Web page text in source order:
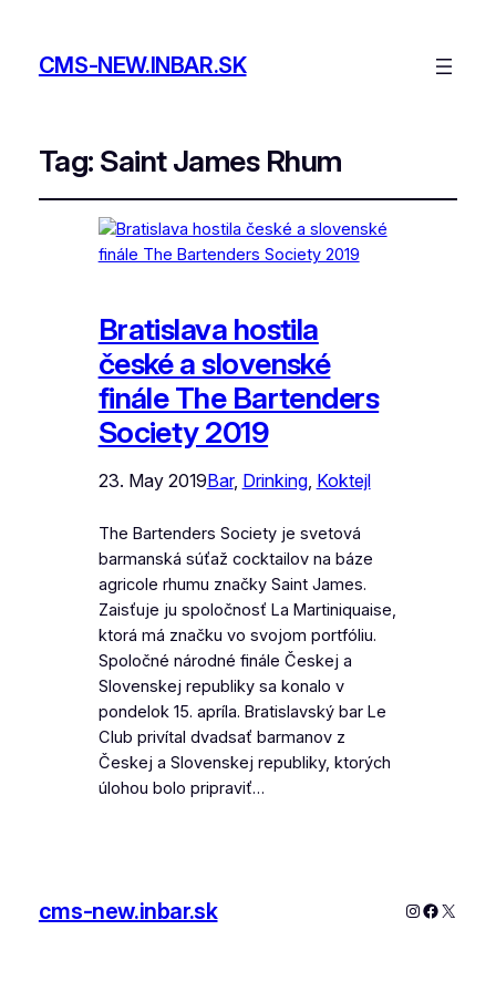
CMS-NEW.INBAR.SK
Tag: Saint James Rhum
Bratislava hostila
české a slovenské
finále The Bartenders
Society 2019
23. May 2019Bar, Drinking, Koktejl
The Bartenders Society je svetová
barmanská súťaž cocktailov na báze
agricole rhumu značky Saint James.
Zaisťuje ju spoločnosť La Martiniquaise,
ktorá má značku vo svojom portfóliu.
Spoločné národné finále Českej a
Slovenskej republiky sa konalo v
pondelok 15. apríla. Bratislavský bar Le
Club privítal dvadsať barmanov z
Českej a Slovenskej republiky, ktorých
úlohou bolo pripraviť…
cms-new.inbar.sk Instagram
X